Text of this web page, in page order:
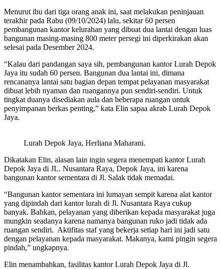
Menurut ibu dari tiga orang anak ini, saat melakukan peninjauan
terakhir pada Rabu (09/10/2024) lalu, sekitar 60 persen
pembangunan kantor kelurahan yang dibuat dua lantai dengan luas
bangunan masing-masing 800 meter persegi ini diperkirakan akan
selesai pada Desember 2024.
“Kalau dari pandangan saya sih, pembangunan kantor Lurah Depok
Jaya itu sudah 60 persen. Bangunan dua lantai ini, dimana
rencananya lantai satu bagian depan tempat pelayanan masyarakat
dibuat lebih nyaman dan ruangannya pun sendiri-sendiri. Untuk
tingkat duanya disediakan aula dan beberapa ruangan untuk
penyimpanan berkas penting,” kata Elin sapaa akrab Lurah Depok
Jaya.
Lurah Depok Jaya, Herliana Maharani.
Dikatakan Elin, alasan lain ingin segera menempati kantor Lurah
Depok Jaya di JL. Nusantara Raya, Depok Jaya, ini karena
bangunan kantor sementara di Jl. Salak tidak memadai.
“Bangunan kantor sementara ini lumayan sempit karena alat kantor
yang dipindah dari kantor lurah di Jl. Nusantara Raya cukup
banyak. Bahkan, pelayanan yang diberikan kepada masyarakat juga
mungkin seadanya karena namanya bangunan ruko jadi tidak ada
ruangan sendiri. Aktifitas staf yang bekerja setiap hari ini jadi satu
dengan pelayanan kepada masyarakat. Makanya, kami pingin segera
pindah,” ungkapnya.
Elin menambahkan, fasilitas kantor Lurah Depok Jaya di Jl.